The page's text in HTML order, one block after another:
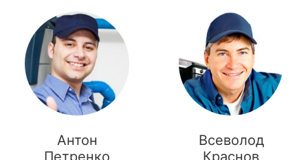
Антон
Петренко
Всеволод
Краснов